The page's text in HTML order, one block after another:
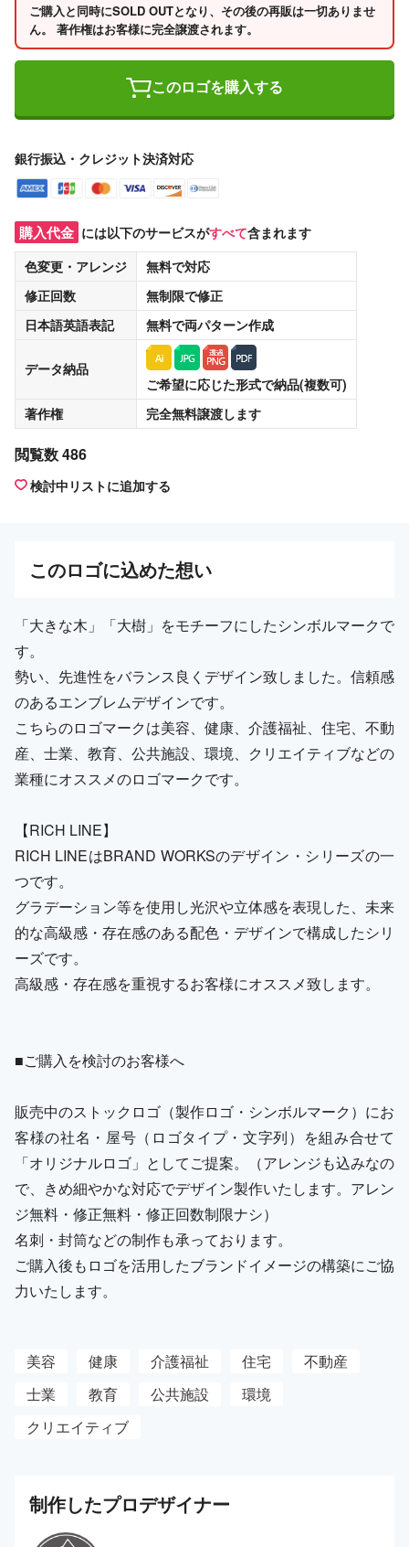
ご購入と同時にSOLD OUTとなり、その後の再販は一切ありませ
ん。 著作権はお客様に完全譲渡されます。
このロゴを購入する
銀行振込・クレジット決済対応
購入代金 には以下のサービスがすべて含まれます
色変更・アレンジ
無料で対応
修正回数
無制限で修正
日本語英語表記
無料で両パターン作成
データ納品
ご希望に応じた形式で納品(複数可)
著作権
完全無料譲渡します
閲覧数 486
検討中リストに追加する
このロゴに込めた想い
「大きな木」「大樹」をモチーフにしたシンボルマークで
す。
勢い、先進性をバランス良くデザイン致しました。信頼感
のあるエンブレムデザインです。
こちらのロゴマークは美容、健康、介護福祉、住宅、不動
産、士業、教育、公共施設、環境、クリエイティブなどの
業種にオススメのロゴマークです。
【RICH LINE】
RICH LINEはBRAND WORKSのデザイン・シリーズの一
つです。
グラデーション等を使用し光沢や立体感を表現した、未来
的な高級感・存在感のある配色・デザインで構成したシリ
ーズです。
高級感・存在感を重視するお客様にオススメ致します。
■ご購入を検討のお客様へ
販売中のストックロゴ（製作ロゴ・シンボルマーク）にお
客様の社名・屋号（ロゴタイプ・文字列）を組み合せて
「オリジナルロゴ」としてご提案。（アレンジも込みなの
で、きめ細やかな対応でデザイン製作いたします。アレン
ジ無料・修正無料・修正回数制限ナシ）
名刺・封筒などの制作も承っております。
ご購入後もロゴを活用したブランドイメージの構築にご協
力いたします。
美容 健康 介護福祉 住宅
不動産
士業
教育 公共施設
環境
クリエイティブ
制作したプロデザイナー